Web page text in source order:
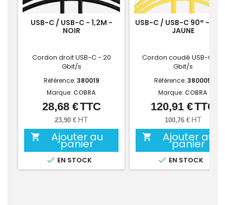
USB-C / USB-C - 1,2M -
NOIR
Cordon droit USB-C - 20
Gbit/s
Référence: 380019
Marque: COBRA
Prix
28,68 €TTC
23,90 € HT
 Ajouter au
panier
 EN STOCK
USB-C / USB-C 90° -
JAUNE
Cordon coudé USB-C - 5
Gbit/s
Référence: 380005
Marque: COBRA
Prix
120,91 €TTC
100,76 € HT
 Ajouter au
panier
 EN STOCK